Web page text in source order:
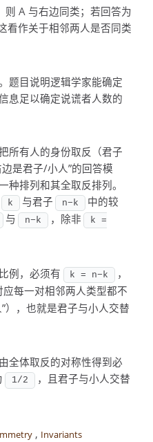
则 A 与右边同类；若回答为
看作关于相邻两人是否同类
题目说明逻辑学家能确定
息足以确定说谎者人数的
所有人的身份取反（君子
是君子/小人”的回答模
种排列和其全取反排列。
k 与君子 n−k
中的较
与 n−k ，除非
k =
例，必须有 k = n−k
，
每一对相邻两人类型都不
），也就是君子与小人交替
全体取反的对称性得到必
1/2
，且君子与小人交替
, Invariants